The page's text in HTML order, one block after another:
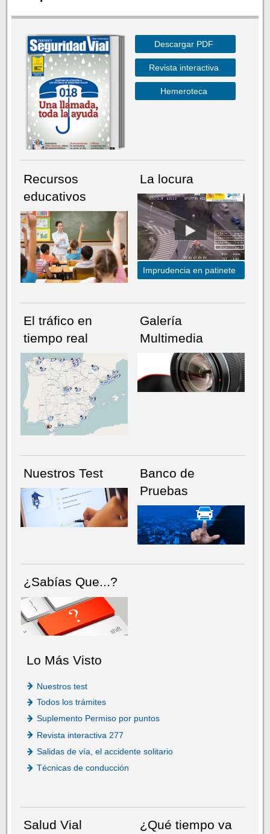
NÚMERO ACTUALHEMEROTECA
Descargar PDF
Revista interactiva
Hemeroteca
Recursos
educativos
La locura
Imprudencia en patinete
El tráfico en
tiempo real
Galería
Multimedia
Nuestros Test
Banco de
Pruebas
¿Sabías Que...?
Lo Más Visto
Nuestros test
Todos los trámites
Suplemento Permiso por puntos
Revista interactiva 277
Salidas de vía, el accidente solitario
Técnicas de conducción
Salud Vial
¿Qué tiempo va